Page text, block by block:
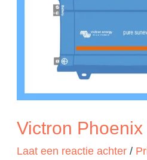
Victron
Laat een reactie achter /